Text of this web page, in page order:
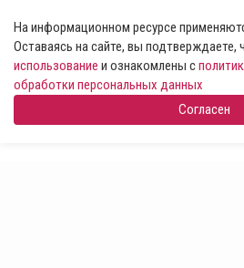
На информационном ресурсе
Оставаясь на сайте, вы подтверждаете,
использование и ознакомлены с
обработки персональных данных
Согласен